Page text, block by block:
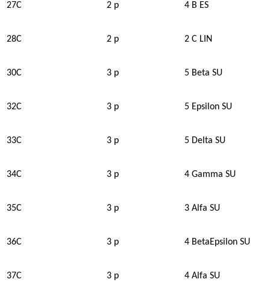
27C 2 p 4 B ES
28C 2 p 2 C LIN
30C 3 p 5 Beta SU
32C 3 p 5 Epsilon SU
33C 3 p 5 Delta SU
34C 3 p 4 Gamma SU
35C 3 p 3 Alfa SU
36C 3 p 4 BetaEpsilon SU
37C 3 p 4 Alfa SU